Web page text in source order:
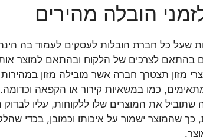
הובלה מהירים
שעל כל חברת הובלות לעסקים לעמוד בה הינה
בהתאם לצרכים של הלקוח ובהתאם למוצר
מזון תצטרך חברה אשר מובילה מזון
כמו במשאיות קירור או הקפאה
את המוצרים שלו ללקוחות, עליו
שהמוצר ישמור על איכותו וכמובן, בכדי